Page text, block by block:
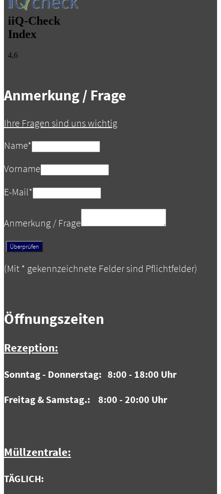
Anmerkung / Frage
Ihre Fragen sind uns wichtig
Name*
Vorname
E-Mail*
Anmerkung / Frage
(Mit * gekennzeichnete Felder sind Pflichtfelder)
Öffnungszeiten
Rezeption:
Sonntag - Donnerstag: 8:00 - 18:00 Uhr
Freitag & Samstag.: 8:00 - 20:00 Uhr
Müllzentrale:
TÄGLICH: